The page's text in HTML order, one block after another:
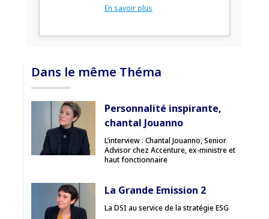
En savoir plus
Dans le même Théma
Personnalité inspirante,
chantal Jouanno
L’interview : Chantal Jouanno, Senior
Advisor chez Accenture, ex-ministre et
haut fonctionnaire
La Grande Emission 2
La DSI au service de la stratégie ESG